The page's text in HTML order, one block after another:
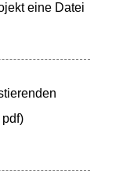
eine Datei